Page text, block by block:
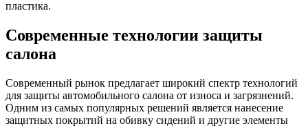
пластика.
Современные технологии защиты
салона
Современный рынок предлагает широкий спектр технологий
для защиты автомобильного салона от износа и загрязнений.
Одним из самых популярных решений является нанесение
защитных покрытий на обивку сидений и другие элементы